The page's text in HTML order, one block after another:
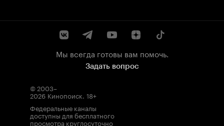
Мы всегда готовы вам помочь.
Задать вопрос
© 2003–
2026 Кинопоиск. 18+
Федеральные каналы
доступны для бесплатного
просмотра круглосуточно